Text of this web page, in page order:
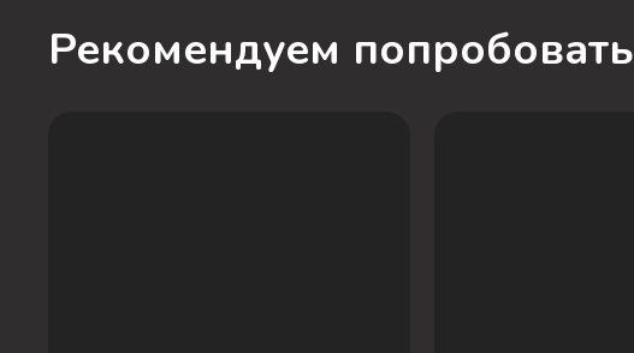
Рекомендуем попробовать